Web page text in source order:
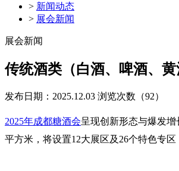
> 新闻动态
> 展会新闻
展会新闻
传统酒类（白酒、啤酒、
发布日期：2025.12.03 浏览次数（92）
2025年成都糖酒会呈现创新形态与爆发增
平方米，将设置12大展区及26个特色专区